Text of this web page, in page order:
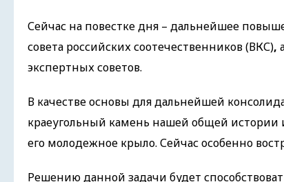
Сейчас на повестке дня – дальнейшее
совета российских соотечественников (ВКС),
экспертных советов.
В качестве основы для дальнейшей
краеугольный камень нашей общей истории
его молодежное крыло. Сейчас особенно
Решению данной задачи будет